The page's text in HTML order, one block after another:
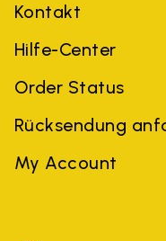
Kontakt
Hilfe-Center
Order Status
Rücksendung
My Account